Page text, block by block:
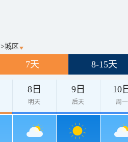
>城区
7天 8-15天
8日
明天
9日
后天
10
周一